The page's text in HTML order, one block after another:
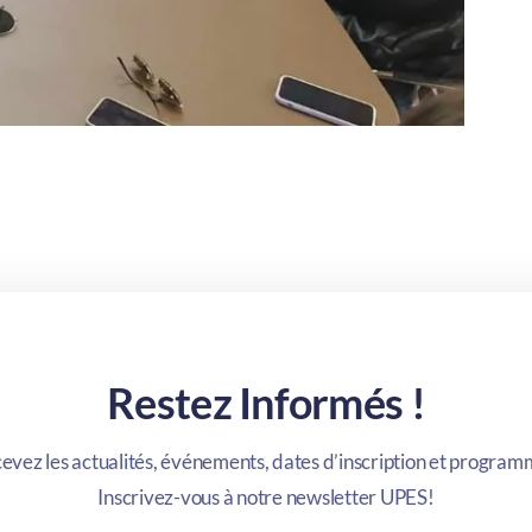
Restez Informés !
les actualités, événements, dates d’inscription et
Inscrivez-vous à notre newsletter UPES!